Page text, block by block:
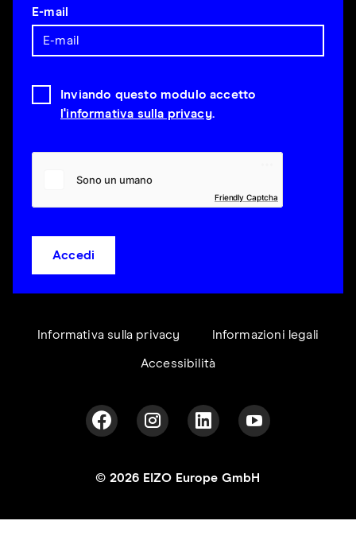
E-mail
Inviando questo modulo accetto
l'informativa sulla privacy.
Friendly Captcha
Accedi
Informativa sulla privacy Informazioni legali
Accessibilità
© 2026 EIZO Europe GmbH